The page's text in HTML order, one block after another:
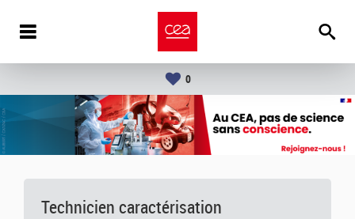
0
Technicien caractérisation